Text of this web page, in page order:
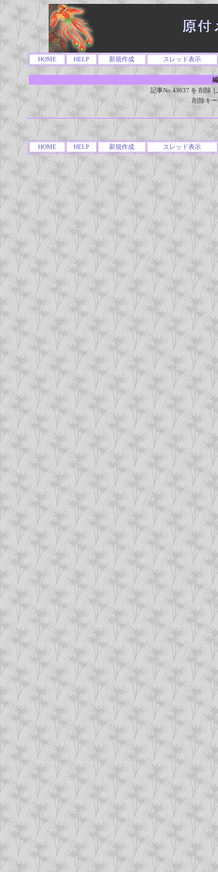
HOME HELP 新規作成 スレッド表示
記事No.43637 を 削除
削除キ
HOME HELP 新規作成 スレッド表示